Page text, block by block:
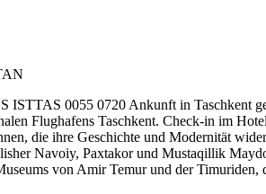
0055 0720 Ankunft in Taschkent
Flughafens Taschkent. Check-in im
die ihre Geschichte und Modernität
Navoiy, Paxtakor und Mustaqillik
von Amir Temur und der Timuriden,